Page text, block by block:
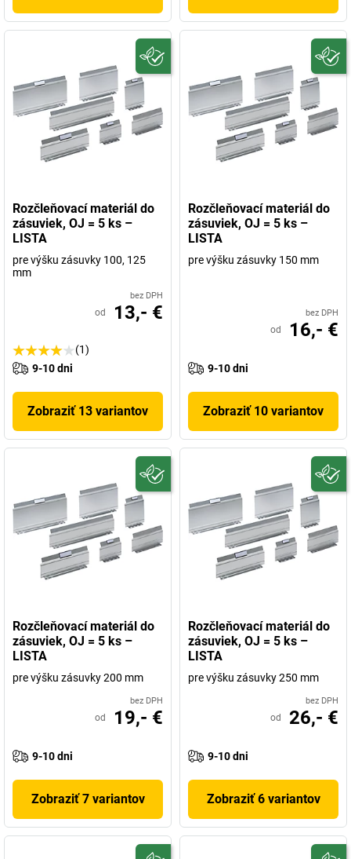
Rozčleňovací materiál do
zásuviek, OJ = 5 ks –
LISTA
pre výšku zásuvky 100, 125
mm
bez DPH
od 13,- €
(1)
9-10 dni
Zobraziť 13 variantov
Rozčleňovací materiál do
zásuviek, OJ = 5 ks –
LISTA
pre výšku zásuvky 150 mm
bez DPH
od 16,- €
9-10 dni
Zobraziť 10 variantov
Rozčleňovací materiál do
zásuviek, OJ = 5 ks –
LISTA
pre výšku zásuvky 200 mm
bez DPH
od 19,- €
9-10 dni
Zobraziť 7 variantov
Rozčleňovací materiál do
zásuviek, OJ = 5 ks –
LISTA
pre výšku zásuvky 250 mm
bez DPH
od 26,- €
9-10 dni
Zobraziť 6 variantov